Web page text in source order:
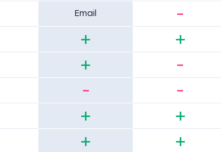
Email -
+ +
+ -
- -
+ +
+ +